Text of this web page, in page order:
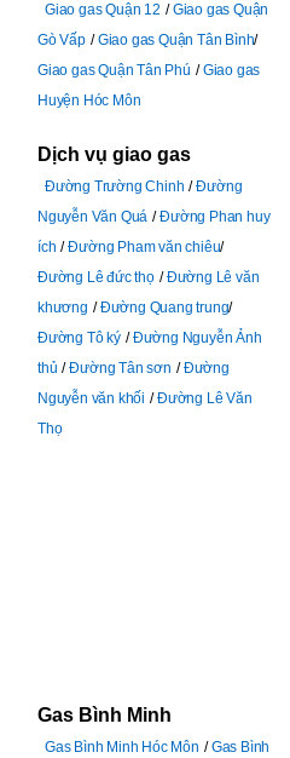
Giao gas Quận 12
Giao gas Quận
Gò Vấp
Giao gas Quận Tân Bình
Giao gas Quận Tân Phú
Giao gas
Huyện Hóc Môn
Dịch vụ giao gas
Đường Trường Chinh
Đường
Nguyễn Văn Quá
Đường Phan huy
ích
Đường Pham văn chiêu
Đường Lê đức thọ
Đường Lê văn
khương
Đường Quang trung
Đường Tô ký
Đường Nguyễn Ảnh
thủ
Đường Tân sơn
Đường
Nguyễn văn khối
Đường Lê Văn
Thọ
Gas Bình Minh
Gas Bình Minh Hóc Môn
Gas Bình